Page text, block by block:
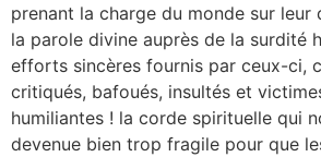
prenant la charge du monde sur leur
la parole divine auprès de la surdité
efforts sincères fournis par ceux-ci,
critiqués, bafoués, insultés et
humiliantes ! la corde spirituelle qui
devenue bien trop fragile pour que